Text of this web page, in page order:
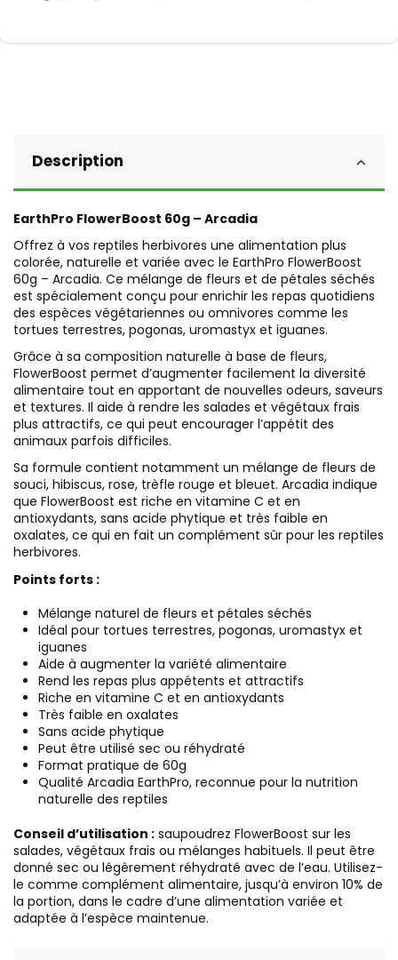
Description
EarthPro FlowerBoost 60g – Arcadia
Offrez à vos reptiles herbivores une alimentation plus
colorée, naturelle et variée avec le EarthPro FlowerBoost
60g – Arcadia. Ce mélange de fleurs et de pétales séchés
est spécialement conçu pour enrichir les repas quotidiens
des espèces végétariennes ou omnivores comme les
tortues terrestres, pogonas, uromastyx et iguanes.
Grâce à sa composition naturelle à base de fleurs,
FlowerBoost permet d’augmenter facilement la diversité
alimentaire tout en apportant de nouvelles odeurs, saveurs
et textures. Il aide à rendre les salades et végétaux frais
plus attractifs, ce qui peut encourager l’appétit des
animaux parfois difficiles.
Sa formule contient notamment un mélange de fleurs de
souci, hibiscus, rose, trèfle rouge et bleuet. Arcadia indique
que FlowerBoost est riche en vitamine C et en
antioxydants, sans acide phytique et très faible en
oxalates, ce qui en fait un complément sûr pour les reptiles
herbivores.
Points forts :
Mélange naturel de fleurs et pétales séchés
Idéal pour tortues terrestres, pogonas, uromastyx et
iguanes
Aide à augmenter la variété alimentaire
Rend les repas plus appétents et attractifs
Riche en vitamine C et en antioxydants
Très faible en oxalates
Sans acide phytique
Peut être utilisé sec ou réhydraté
Format pratique de 60g
Qualité Arcadia EarthPro, reconnue pour la nutrition
naturelle des reptiles
Conseil d’utilisation : saupoudrez FlowerBoost sur les
salades, végétaux frais ou mélanges habituels. Il peut être
donné sec ou légèrement réhydraté avec de l’eau. Utilisez-
le comme complément alimentaire, jusqu’à environ 10% de
la portion, dans le cadre d’une alimentation variée et
adaptée à l’espèce maintenue.